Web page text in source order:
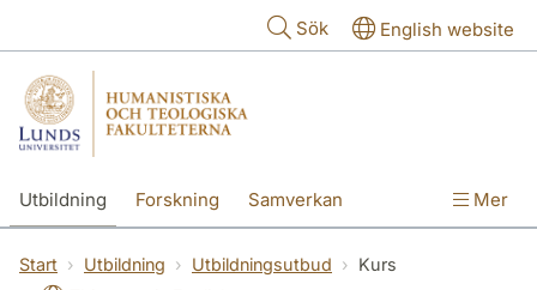
Sök English website
Utbildning Forskning Samverkan Mer
Start Utbildning Utbildningsutbud
Kurs